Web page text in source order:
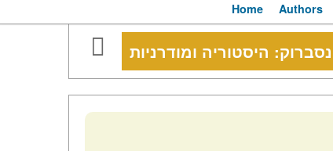
Home Authors
היסטוריה ומודרניות